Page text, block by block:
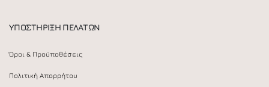
ΥΠΟΣΤΗΡΙΞΗ ΠΕΛΑΤΩΝ
Όροι & Προϋποθέσεις
Πολιτική Απορρήτου